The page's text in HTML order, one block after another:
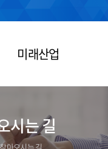
미래산업
시는 길